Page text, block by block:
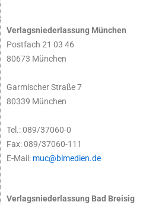
Verlagsniederlassung München
Postfach 21 03 46
80673 München
Garmischer Straße 7
80339 München
Tel.: 089/37060-0
Fax: 089/37060-111
E-Mail: muc@blmedien.de
Verlagsniederlassung Bad Breisig